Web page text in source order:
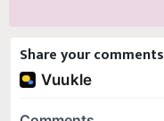
Share your comments